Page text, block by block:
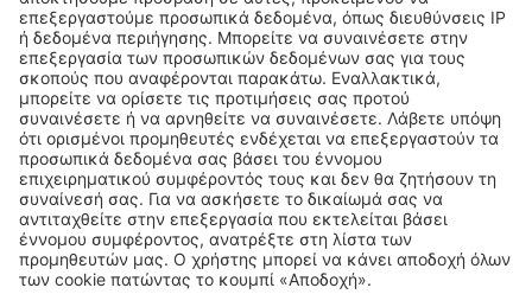
Προσπαθήστε να κάνετε αναζήτηση με διαφορετικά κριτήρια
Copyright © eSky.gr. Με την επιφύλαξη παντός νομίμου δικαιώματος.